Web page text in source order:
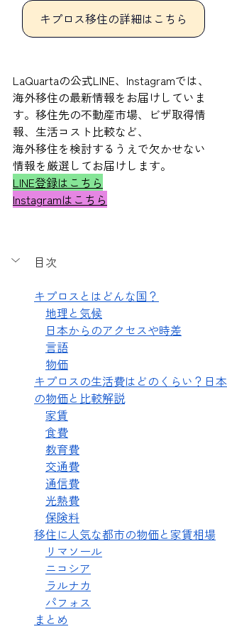
キプロス移住の詳細はこちら
LaQuartaの公式LINE、Instagramでは、
海外移住の最新情報をお届けしていま
す。移住先の不動産市場、ビザ取得情
報、生活コスト比較など、
海外移住を検討するうえで欠かせない
情報を厳選してお届けします。
LINE登録はこちら
Instagramはこちら
目次
キプロスとはどんな国？
地理と気候
日本からのアクセスや時差
言語
物価
キプロスの生活費はどのくらい？日本
の物価と比較解説
家賃
食費
教育費
交通費
通信費
光熱費
保険料
移住に人気な都市の物価と家賃相場
リマソール
ニコシア
ラルナカ
パフォス
まとめ